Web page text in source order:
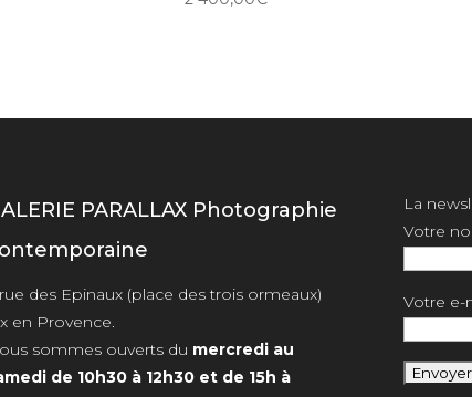
PARALLAX Photographie
des Epinaux (place des trois ormeaux)
en Provence.
sommes ouverts du mercredi au
de 10h30 à 12h30 et de 15h à
La
Votre
Votre e-